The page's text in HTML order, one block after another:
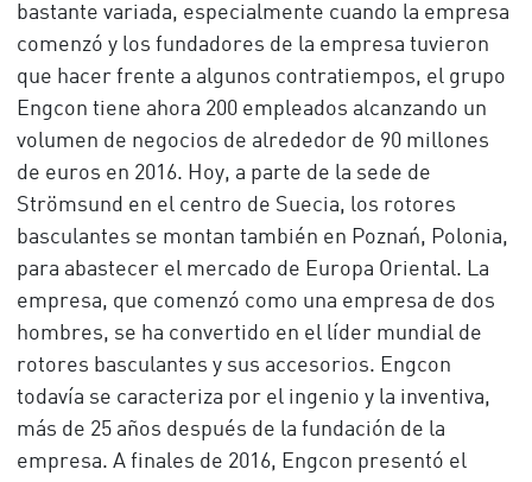
bastante variada, especialmente cuando la empresa
comenzó y los fundadores de la empresa tuvieron
que hacer frente a algunos contratiempos, el grupo
Engcon tiene ahora 200 empleados alcanzando un
volumen de negocios de alrededor de 90 millones
de euros en 2016. Hoy, a parte de la sede de
Strömsund en el centro de Suecia, los rotores
basculantes se montan también en Poznań, Polonia,
para abastecer el mercado de Europa Oriental. La
empresa, que comenzó como una empresa de dos
hombres, se ha convertido en el líder mundial de
rotores basculantes y sus accesorios. Engcon
todavía se caracteriza por el ingenio y la inventiva,
más de 25 años después de la fundación de la
empresa. A finales de 2016, Engcon presentó el